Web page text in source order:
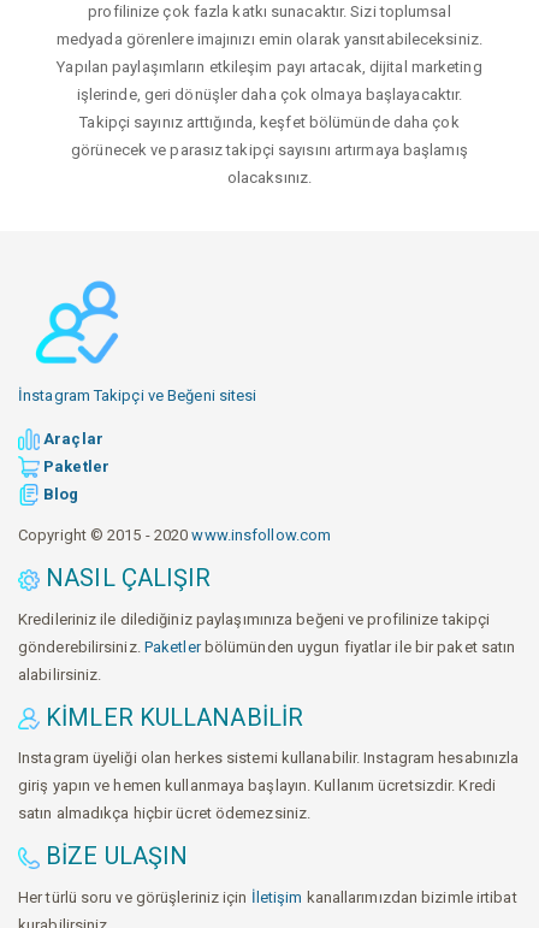
profilinize çok fazla katkı sunacaktır. Sizi toplumsal
medyada görenlere imajınızı emin olarak yansıtabileceksiniz.
Yapılan paylaşımların etkileşim payı artacak, dijital marketing
işlerinde, geri dönüşler daha çok olmaya başlayacaktır.
Takipçi sayınız arttığında, keşfet bölümünde daha çok
görünecek ve parasız takipçi sayısını artırmaya başlamış
olacaksınız.
İnstagram Takipçi ve Beğeni sitesi
Araçlar
Paketler
Blog
Copyright © 2015 - 2020www.insfollow.com
NASIL ÇALIŞIR
Kredileriniz ile dilediğiniz paylaşımınıza beğeni ve profilinize takipçi
gönderebilirsiniz. Paketlerbölümünden uygun fiyatlar ile bir paket satın
alabilirsiniz.
KIMLER KULLANABILIR
Instagram üyeliği olan herkes sistemi kullanabilir. Instagram hesabınızla
giriş yapın ve hemen kullanmaya başlayın. Kullanım ücretsizdir. Kredi
satın almadıkça hiçbir ücret ödemezsiniz.
BIZE ULAŞIN
Her türlü soru ve görüşleriniz için İletişim kanallarımızdan bizimle irtibat